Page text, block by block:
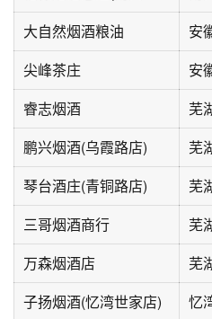
大自然烟酒粮油
尖峰茶庄
安
睿志烟酒
芜
鹏兴烟酒(乌霞路店)
芜
琴台酒庄(青铜路店)
芜
三哥烟酒商行
芜
万森烟酒店
芜
子扬烟酒(忆湾世家店)
忆